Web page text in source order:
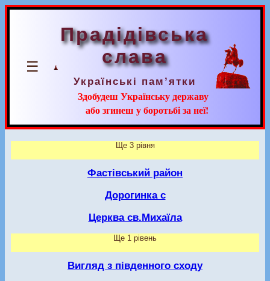
☰
Прадідівська
слава
Українські пам’ятки
Здобудеш Українську державу
або згинеш у боротьбі за неї!
Ще 3 рівня
Фастівський район
Дорогинка с
Церква св.Михаїла
Ще 1 рівень
Вигляд з південного сходу